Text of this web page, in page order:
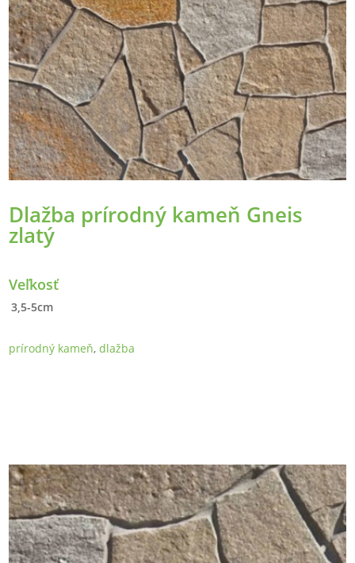
Dlažba prírodný kameň Gneis
zlatý
Veľkosť
3,5-5cm
prírodný kameň,dlažba